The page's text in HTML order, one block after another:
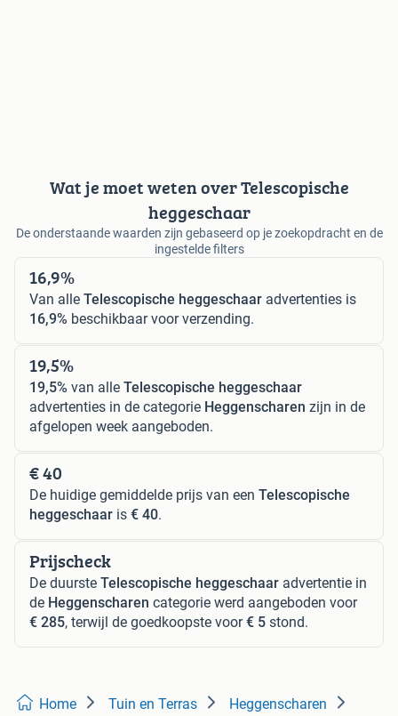
Wat je moet weten over Telescopische
heggeschaar
De onderstaande waarden zijn gebaseerd op je zoekopdracht en de
ingestelde filters
16,9%
Van alle Telescopische heggeschaar advertenties is
16,9% beschikbaar voor verzending.
19,5%
19,5% van alle Telescopische heggeschaar
advertenties in de categorie Heggenscharen zijn in de
afgelopen week aangeboden.
€ 40
De huidige gemiddelde prijs van een Telescopische
heggeschaar is € 40.
Prijscheck
De duurste Telescopische heggeschaar advertentie in
de Heggenscharen categorie werd aangeboden voor
€ 285, terwijl de goedkoopste voor€ 5 stond.
Home Tuin en Terras Heggenscharen